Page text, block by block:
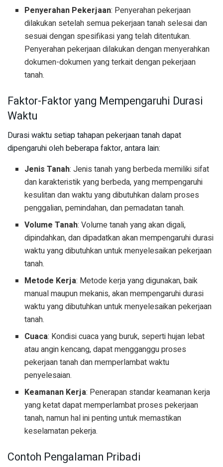
Penyerahan Pekerjaan: Penyerahan pekerjaan
dilakukan setelah semua pekerjaan tanah selesai dan
sesuai dengan spesifikasi yang telah ditentukan.
Penyerahan pekerjaan dilakukan dengan menyerahkan
dokumen-dokumen yang terkait dengan pekerjaan
tanah.
Faktor-Faktor yang Mempengaruhi Durasi
Waktu
Durasi waktu setiap tahapan pekerjaan tanah dapat
dipengaruhi oleh beberapa faktor, antara lain:
Jenis Tanah: Jenis tanah yang berbeda memiliki sifat
dan karakteristik yang berbeda, yang mempengaruhi
kesulitan dan waktu yang dibutuhkan dalam proses
penggalian, pemindahan, dan pemadatan tanah.
Volume Tanah: Volume tanah yang akan digali,
dipindahkan, dan dipadatkan akan mempengaruhi durasi
waktu yang dibutuhkan untuk menyelesaikan pekerjaan
tanah.
Metode Kerja: Metode kerja yang digunakan, baik
manual maupun mekanis, akan mempengaruhi durasi
waktu yang dibutuhkan untuk menyelesaikan pekerjaan
tanah.
Cuaca: Kondisi cuaca yang buruk, seperti hujan lebat
atau angin kencang, dapat mengganggu proses
pekerjaan tanah dan memperlambat waktu
penyelesaian.
Keamanan Kerja: Penerapan standar keamanan kerja
yang ketat dapat memperlambat proses pekerjaan
tanah, namun hal ini penting untuk memastikan
keselamatan pekerja.
Contoh Pengalaman Pribadi